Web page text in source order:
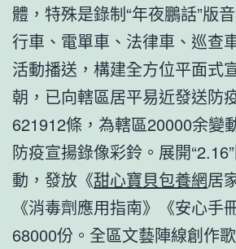
體，特殊是錄制“年夜鵬話”版
行車、電單車、法律車、巡查
活動播送，構建全方位平面式
朝，已向轄區居平易近發送防
621912條，為轄區20000余變
防疫宣揚錄像彩鈴。展開
動，發放《甜心寶貝包養網居
《消毒劑應用指南》《安心手
68000份。全區文藝陣線創作